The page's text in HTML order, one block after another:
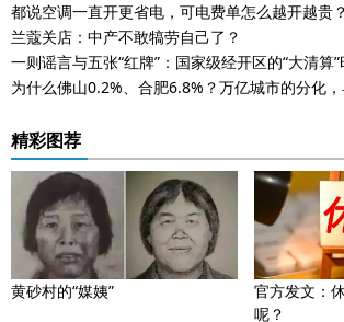
都说空调一直开更省电，可电费单怎么越开越贵？
兰蔻关店：中产不敢犒劳自己了？
一则谣言与五张“红牌”：国家级经开区的“大清算”
为什么佛山0.2%、合肥6.8%？万亿城市的分化
精彩图荐
黄砂村的“媒姨”
官方发文：
呢？